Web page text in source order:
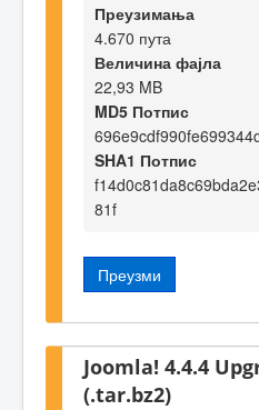
Преузимања
4.670 пута
Величина фајла
22,93 MB
MD5 Потпис
SHA1 Потпис
81f
Преузми
Joomla! 4.4.4
(.tar.bz2)